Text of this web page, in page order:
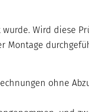
Wird diese
Montage
ohne